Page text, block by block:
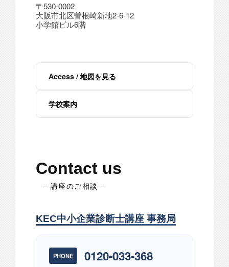
〒530-0002
大阪市北区曽根崎新地2-6-12
小学館ビル6階
Access / 地図を見る
学校案内
Contact us
– 講座のご相談 –
KEC中小企業診断士講座 事務局
PHONE 0120-033-368